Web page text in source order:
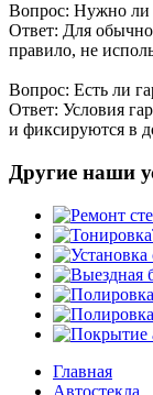
Вопрос: Нужно ли
Ответ: Для
правило, не
Вопрос: Есть ли
Ответ: Условия
и фиксируются в
Другие наши
Главная
Автостекла